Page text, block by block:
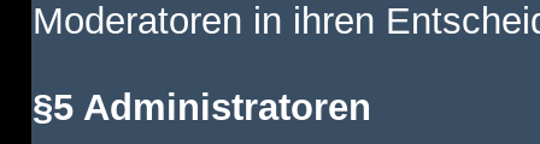
Moderatoren in ihren
§5 Administratoren